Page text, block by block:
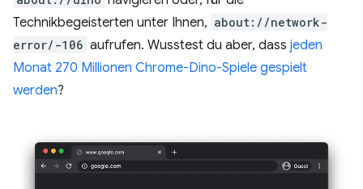
Technikbegeisterten unter Ihnen, about://network-
error/-106 aufrufen. Wusstest du aber, dass jeden
Monat 270 Millionen Chrome-Dino-Spiele gespielt
werden?